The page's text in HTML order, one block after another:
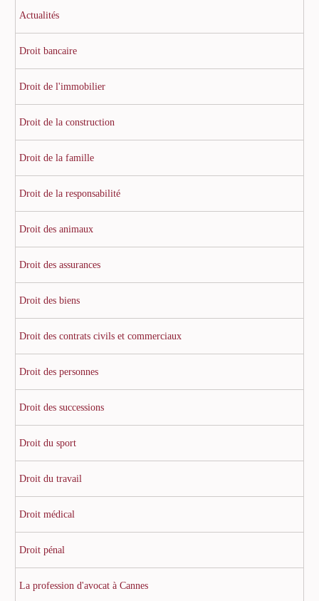
Actualités
Droit bancaire
Droit de l'immobilier
Droit de la construction
Droit de la famille
Droit de la responsabilité
Droit des animaux
Droit des assurances
Droit des biens
Droit des contrats civils et commerciaux
Droit des personnes
Droit des successions
Droit du sport
Droit du travail
Droit médical
Droit pénal
La profession d'avocat à Cannes